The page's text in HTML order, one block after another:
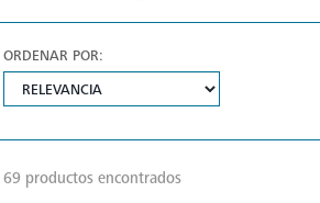
ORDENAR POR:
69 productos encontrados